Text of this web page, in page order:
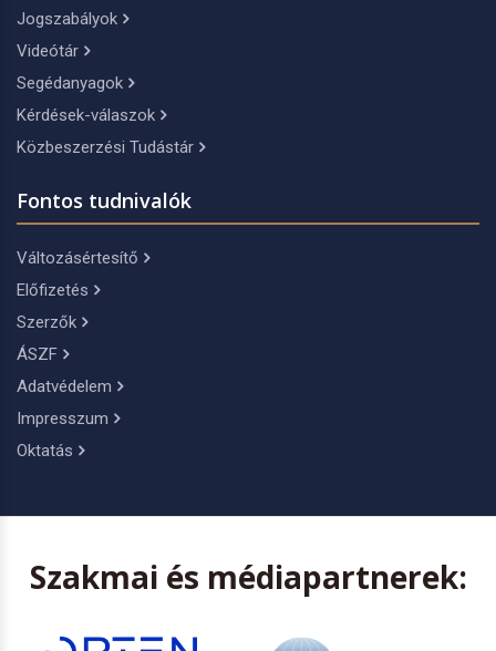
Jogszabályok
Videótár
Segédanyagok
Kérdések-válaszok
Közbeszerzési Tudástár
Fontos tudnivalók
Változásértesítő
Előfizetés
Szerzők
ÁSZF
Adatvédelem
Impresszum
Oktatás
Szakmai és médiapartnerek: